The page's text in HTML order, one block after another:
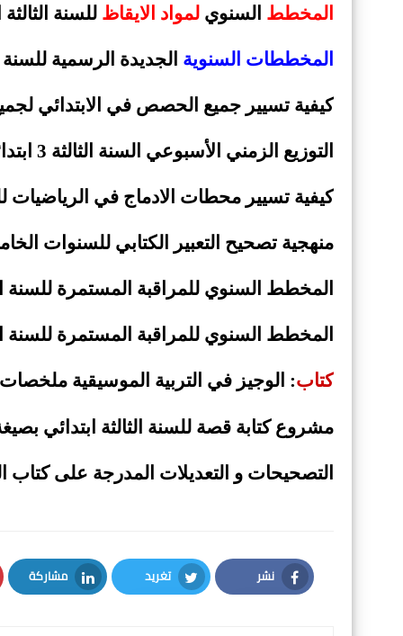
المخطط السنوي لمواد الايقاظ للسنة الثالثة
المخططات السنوية الجديدة الرسمية للسنة
كيفية تسيير جميع الحصص في الابتدائي
التوزيع الزمني الأسبوعي السنة الثالثة 3 ابتدائي الدوام الواحد + الدوامين (
كيفية تسيير محطات الادماج في الرياضيات
منهجية تصحيح التعبير الكتابي للسنوات
المخطط السنوي للمراقبة المستمرة للسنة
المخطط السنوي للمراقبة المستمرة للسنة
كتاب: الوجيز في التربية الموسيقية
مشروع كتابة قصة للسنة الثالثة ابتدائي
التصحيحات و التعديلات المدرجة على كتاب
نشر
Facebook
تغريد
Twitter
مشاركة
LinkedIn